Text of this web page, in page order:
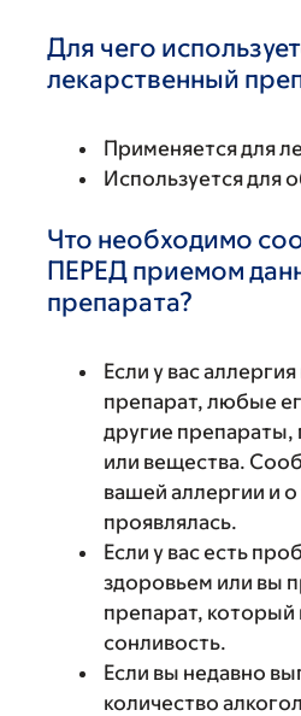
Для чего
лекарственный
Применяется для
Используется для
Что необходимо
ПЕРЕД приемом
препарата?
Если у вас
препарат, любые
другие препараты,
или вещества.
вашей аллергии и
проявлялась.
Если у вас есть
здоровьем или вы
препарат, который
сонливость.
Если вы недавно
количество